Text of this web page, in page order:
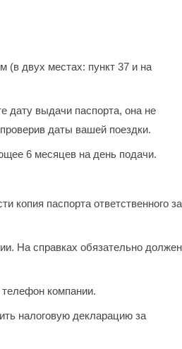
(в двух местах: пункт 37 и на
дату выдачи паспорта, она не
даты вашей поездки.
6 месяцев на день подачи.
копия паспорта ответственного за
На справках обязательно должен
компании.
налоговую декларацию за